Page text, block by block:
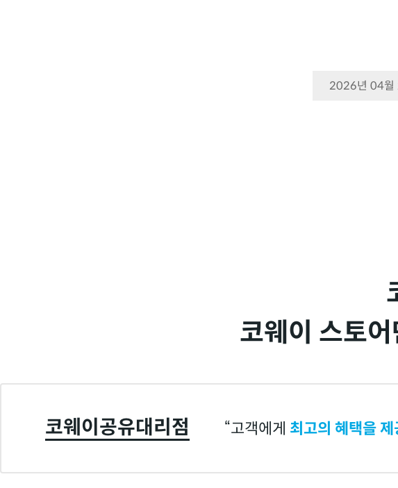
코웨이 스토
코웨이공유대리점 고객에게 최고의 혜택을 제